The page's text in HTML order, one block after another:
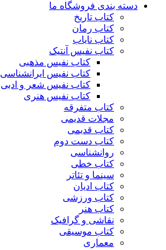
دسته بندی فروشگاه ما
کتاب تاریخ
کتاب رمان
کتاب نایاب
کتاب نفیس آنتیک
کتاب نفیس مذهبی
کتاب نفیس ایرانشناسی
کتاب نفیس شعر و ادبی
کتاب نفیس هنری
کتاب متفرقه
مجلات قدیمی
کتاب قدیمی
کتاب دست دوم
روانشناسی
کتاب خطی
سینما و تئاتر
کتاب ادیان
کتاب ورزشی
کتاب هنر
نقاشی و گرافیک
کتاب موسیقی
معماری